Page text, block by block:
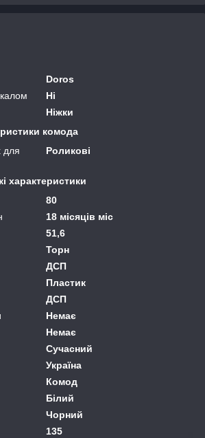
Doros
Ні
Ніжки
комода
для
Роликові
характеристики
80
18 місяців міс
51,6
Торн
ДСП
Пластик
ДСП
Немає
Немає
Сучасний
Україна
Комод
Білий
Чорний
135